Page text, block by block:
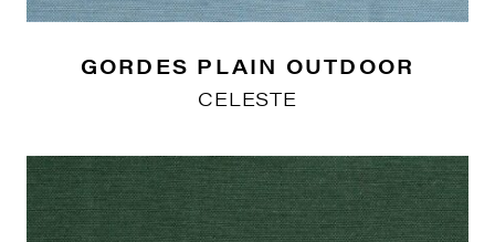
GORDES PLAIN OUTDOOR
CELESTE